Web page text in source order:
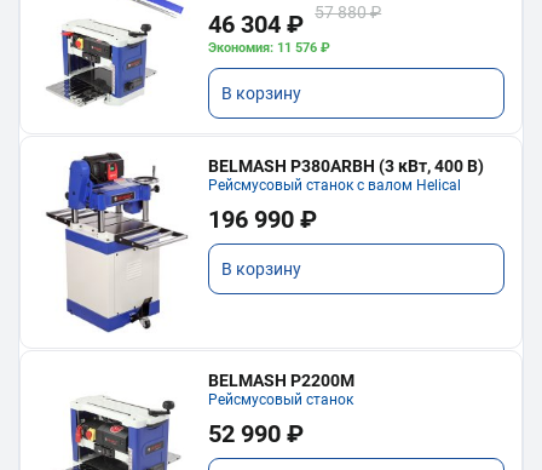
46 304 ₽ 57 880 ₽
Экономия: 11 576 ₽
В корзину
BELMASH P380ARBH (3 кВт, 400 В)
Рейсмусовый станок с валом Helical
196 990 ₽
В корзину
BELMASH P2200M
Рейсмусовый станок
52 990 ₽